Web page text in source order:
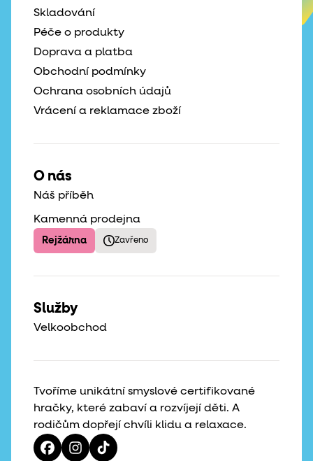
Tvoříme unikátní smyslové certifikované
hračky, které zabaví a rozvíjejí děti. A
rodičům dopřejí chvíli klidu a relaxace.
Skladování
Péče o produkty
Doprava a platba
Obchodní podmínky
Ochrana osobních údajů
Vrácení a reklamace zboží
O nás
Náš příběh
Kamenná prodejna
Rejžárna Zavřeno
Služby
Velkoobchod